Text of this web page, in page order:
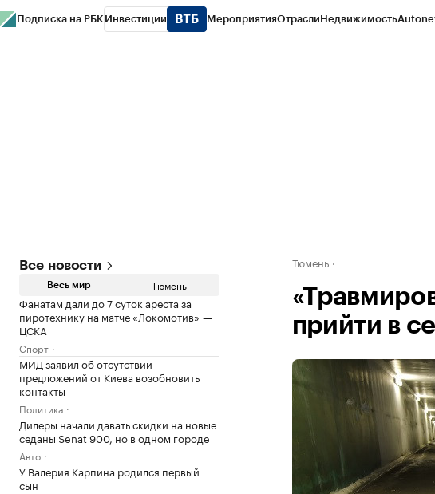
Подписка на РБК Инвестиции МероприятияОтраслиНедвижимость
Все новости
Весь мир Тюмень
Фанатам дали до 7 суток ареста за
пиротехнику на матче «Локомотив» —
ЦСКА
Спорт
МИД заявил об отсутствии
предложений от Киева возобновить
контакты
Политика
Дилеры начали давать скидки на новые
седаны Senat 900, но в одном городе
Авто
У Валерия Карпина родился первый
сын
Тюмень
прийти в